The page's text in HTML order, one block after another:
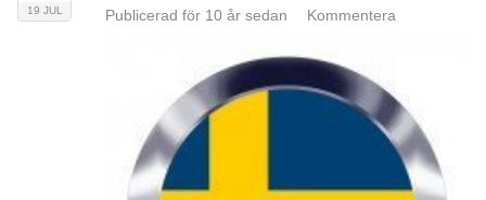
19 JUL Publicerad för 10 år sedan Kommentera